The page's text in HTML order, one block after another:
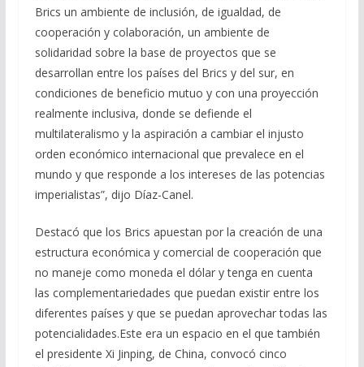
Brics un ambiente de inclusión, de igualdad, de
cooperación y colaboración, un ambiente de
solidaridad sobre la base de proyectos que se
desarrollan entre los países del Brics y del sur, en
condiciones de beneficio mutuo y con una proyección
realmente inclusiva, donde se defiende el
multilateralismo y la aspiración a cambiar el injusto
orden económico internacional que prevalece en el
mundo y que responde a los intereses de las potencias
imperialistas”, dijo Díaz-Canel.
Destacó que los Brics apuestan por la creación de una
estructura económica y comercial de cooperación que
no maneje como moneda el dólar y tenga en cuenta
las complementariedades que puedan existir entre los
diferentes países y que se puedan aprovechar todas las
potencialidades.Este era un espacio en el que también
el presidente Xi Jinping, de China, convocó cinco